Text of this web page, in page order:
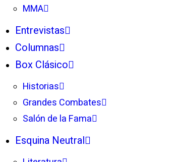
MMA
Entrevistas
Columnas
Box Clásico
Historias
Grandes Combates
Salón de la Fama
Esquina Neutral